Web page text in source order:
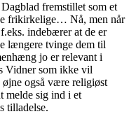
fremstillet som et
frikirkelige… Nå, men når
indebærer at de er
længere tvinge dem til
jo er relevant i
Vidner som ikke vil
øjne også være religiøst
melde sig ind i et
tilladelse.